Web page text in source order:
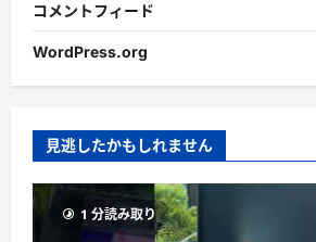
コメントフィード
WordPress.org
見逃したかもしれません
1 分読み取り